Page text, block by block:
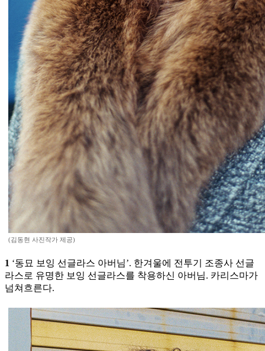
(김동현 사진작가 제공)
1 ‘동묘 보잉 선글라스 아버님’. 한겨울에 전투기 조종사 선글
라스로 유명한 보잉 선글라스를 착용하신 아버님. 카리스마가
넘쳐흐른다.